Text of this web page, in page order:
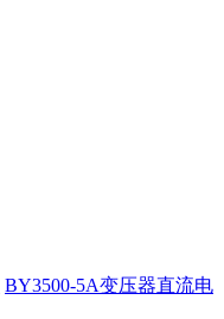
BY3500-5A变压器直流电